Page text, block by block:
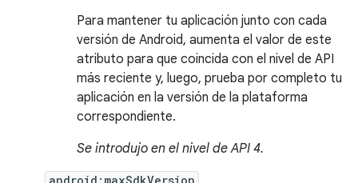
Para mantener tu aplicación junto con cada
versión de Android, aumenta el valor de este
atributo para que coincida con el nivel de API
más reciente y, luego, prueba por completo tu
aplicación en la versión de la plataforma
correspondiente.
Se introdujo en el nivel de API 4.